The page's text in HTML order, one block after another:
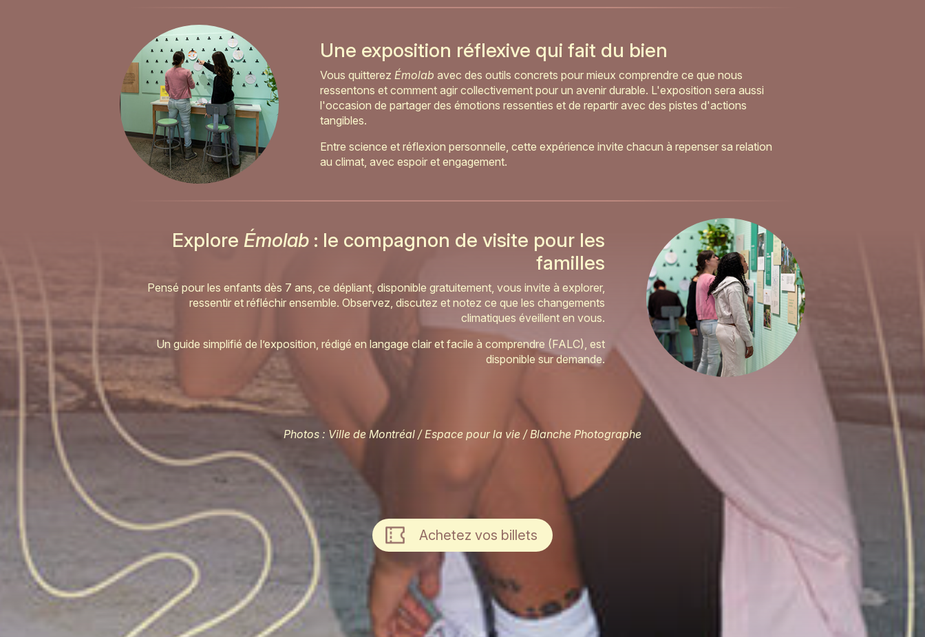
Une exposition réflexive qui fait du bien
Vous quitterez Émolab avec des outils concrets pour mieux comprendre ce que nous
ressentons et comment agir collectivement pour un avenir durable. L'exposition sera aussi
l'occasion de partager des émotions ressenties et de repartir avec des pistes d'actions
tangibles.
Entre science et réflexion personnelle, cette expérience invite chacun à repenser sa relation
au climat, avec espoir et engagement.
Explore Émolab : le compagnon de visite pour les
familles
Pensé pour les enfants dès 7 ans, ce dépliant, disponible gratuitement, vous invite à explorer,
ressentir et réfléchir ensemble. Observez, discutez et notez ce que les changements
climatiques éveillent en vous.
Un guide simplifié de l’exposition, rédigé en langage clair et facile à comprendre (FALC), est
disponible sur demande.
Photos : Ville de Montréal / Espace pour la vie / Blanche Photographe
Achetez vos billets